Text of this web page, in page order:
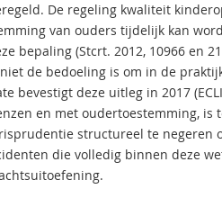
De regeling kwaliteit
van ouders tijdelijk kan
bepaling (Stcrt. 2012, 10966 en
de bedoeling is om in de
bevestigt deze uitleg in 2017
en met oudertoestemming, is
structureel te negeren
die volledig binnen deze